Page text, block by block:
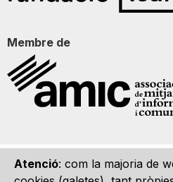
Atenció: com la majoria de
Membre de
Qui som Contacte Imatge